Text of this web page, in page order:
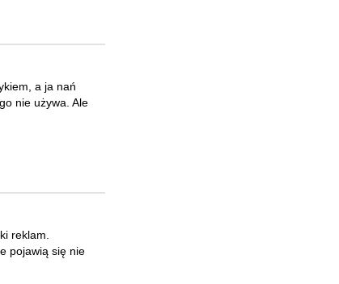
a ja nań
nie używa. Ale
reklam.
pojawią się nie